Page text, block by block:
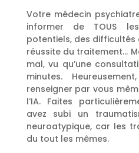
Votre médecin
informer de TOUS
potentiels, des difficultés
réussite du traitement…
mal, vu qu’une
minutes.
renseigner par vous
l’IA. Faites
avez subi un
neuroatypique, car les
du tout les mêmes.